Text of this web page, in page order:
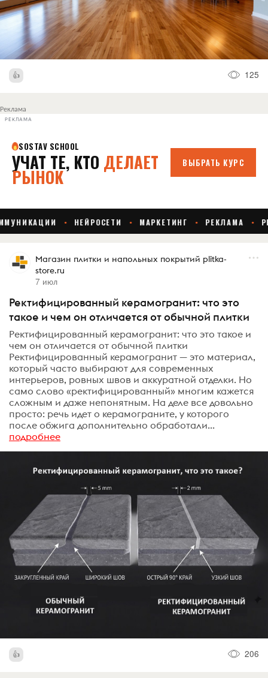
125
Реклама
РЕКЛАМА
Магазин плитки и напольных покрытий plitka-
store.ru
7 июл
Ректифицированный керамогранит: что это
такое и чем он отличается от обычной плитки
Ректифицированный керамогранит: что это такое и
чем он отличается от обычной плитки
Ректифицированный керамогранит — это материал,
который часто выбирают для современных
интерьеров, ровных швов и аккуратной отделки. Но
само слово «ректифицированный» многим кажется
сложным и даже непонятным. На деле все довольно
просто: речь идет о керамограните, у которого
после обжига дополнительно обработали...
подробнее
206